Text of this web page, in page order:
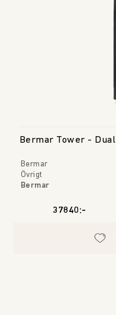
Bermar Tower - Dual
Bermar
Övrigt
Bermar
37840:-